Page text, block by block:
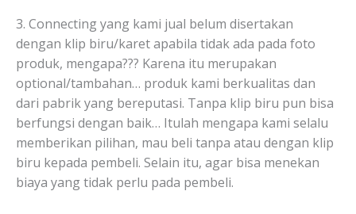
3. Connecting yang kami jual belum disertakan
dengan klip biru/karet apabila tidak ada pada foto
produk, mengapa??? Karena itu merupakan
optional/tambahan… produk kami berkualitas dan
dari pabrik yang bereputasi. Tanpa klip biru pun bisa
berfungsi dengan baik… Itulah mengapa kami selalu
memberikan pilihan, mau beli tanpa atau dengan klip
biru kepada pembeli. Selain itu, agar bisa menekan
biaya yang tidak perlu pada pembeli.